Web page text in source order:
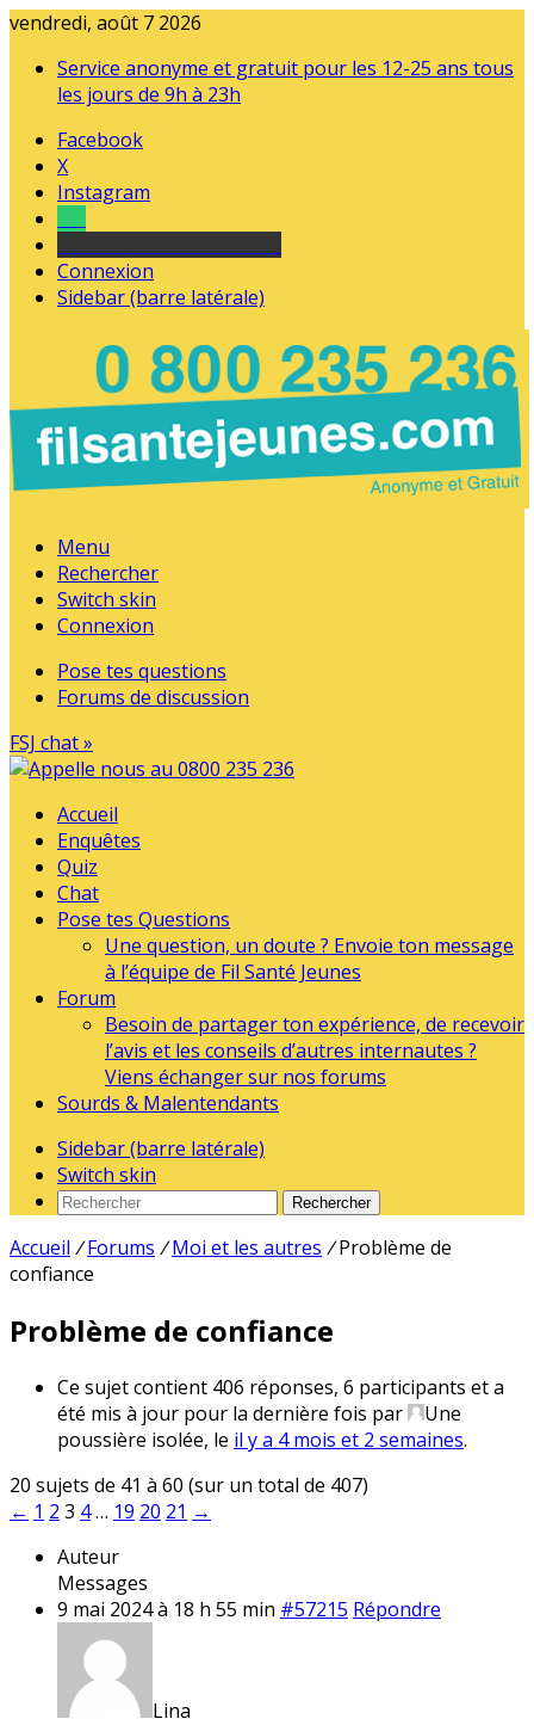
vendredi, août 7 2026
Service anonyme et gratuit pour les 12-25 ans tous
les jours de 9h à 23h
Facebook
X
Instagram
Connexion
Sidebar (barre latérale)
Menu
Rechercher
Switch skin
Connexion
Pose tes questions
Forums de discussion
FSJ chat »
Accueil
Enquêtes
Quiz
Chat
Pose tes Questions
Une question, un doute ? Envoie ton message
à l’équipe de Fil Santé Jeunes
Forum
Besoin de partager ton expérience, de recevoir
l’avis et les conseils d’autres internautes ?
Viens échanger sur nos forums
Sourds & Malentendants
Sidebar (barre latérale)
Switch skin
Rechercher
Accueil / Forums / Moi et les autres / Problème de
confiance
Problème de confiance
Ce sujet contient 406 réponses, 6 participants et a
été mis à jour pour la dernière fois par
Une
poussière isolée, le il y a 4 mois et 2 semaines.
20 sujets de 41 à 60 (sur un total de 407)
← 1 2 3 4… 19 20 21 →
Auteur
Messages
9 mai 2024 à 18 h 55 min #57215 Répondre
Lina